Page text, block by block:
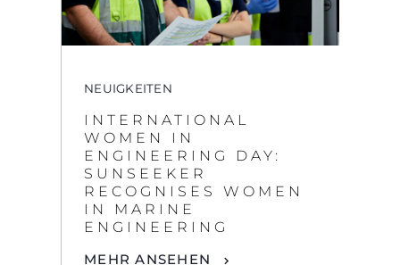
ENGINEERING DAY:
SUNSEEKER
ENGINEERING
MEHR ANSEHEN